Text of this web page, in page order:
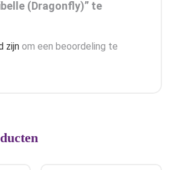
(Dragonfly)” te
zijn om een beoordeling te